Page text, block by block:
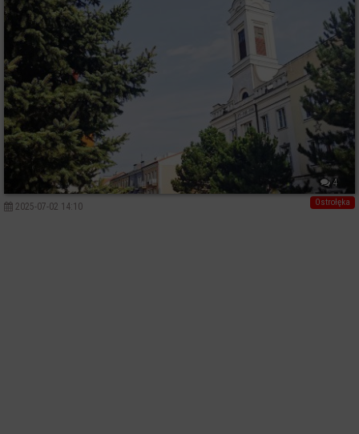
4
Ostrołęka
2025-07-02 14:10